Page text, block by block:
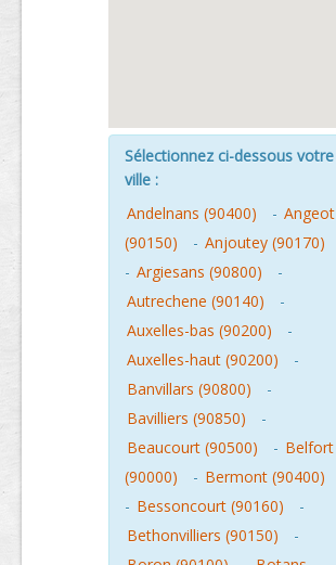
Sélectionnez ci-dessous votre
ville :
Andelnans (90400)
- Angeot
(90150)
- Anjoutey (90170)
- Argiesans (90800)
-
Autrechene (90140)
-
Auxelles-bas (90200)
-
Auxelles-haut (90200)
-
Banvillars (90800)
-
Bavilliers (90850)
-
Beaucourt (90500)
- Belfort
(90000)
- Bermont (90400)
- Bessoncourt (90160)
-
Bethonvilliers (90150)
-